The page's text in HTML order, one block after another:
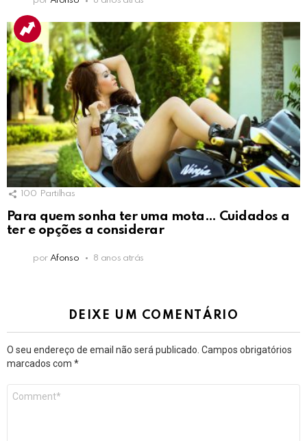
100 Partilhas
Para quem sonha ter uma mota… Cuidados a
ter e opções a considerar
por Afonso 8 anos atrás
DEIXE UM COMENTÁRIO
O seu endereço de email não será publicado. Campos obrigatórios
marcados com *